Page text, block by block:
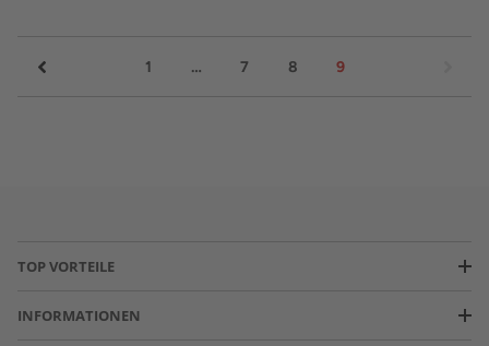
1 … 7 8 9
TOP VORTEILE
INFORMATIONEN